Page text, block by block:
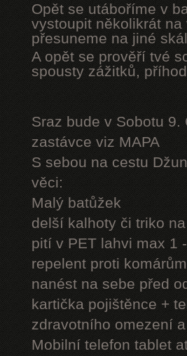
Opět se utáboříme v
vystoupit několikrát
přesuneme na jiné
A opět se prověří tvé
spousty zážitků,
Sraz bude v Sobotu
zastávce viz MAPA
S sebou na cestu
věci:
Malý batůžek
delší kalhoty či triko
pití v PET lahvi max 1
repelent proti
nanést na sebe před
kartička pojištěnce +
zdravotního omezení a
Mobilní telefon tablet